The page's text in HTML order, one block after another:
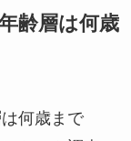
齢層は何歳
何歳まで